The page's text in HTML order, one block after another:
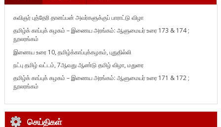
கவிஞர் புத்தேரி தானப்பன் அவர்களுக்குப் பாராட்டு விழா
தமிழ்க் காப்புக் கழகம் – இணைய அரங்கம்: ஆளுமையர் உரை 173 & 174 ;
நூலரங்கம்
இணைய உரை 10, தமிழ்க்காப்புக்கழகம், புதுதில்லி
நட்பு தமிழ் வட்டம், 7ஆவது ஆண்டு தமிழ் விழா, மதுரை
தமிழ்க் காப்புக் கழகம் – இணைய அரங்கம்: ஆளுமையர் உரை 171 & 172 ;
நூலரங்கம்
செய்திகள்